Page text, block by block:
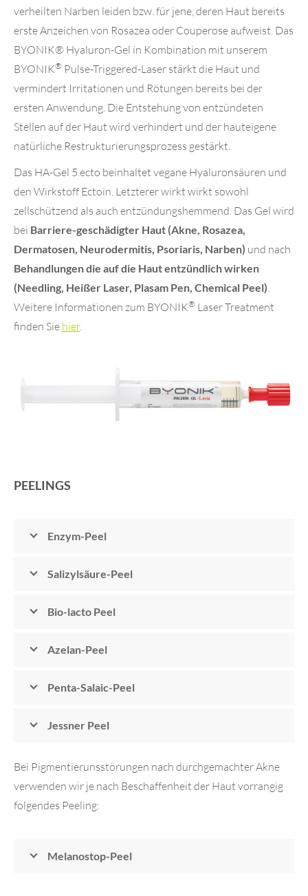
verheilten Narben leiden bzw. für jene, deren Haut bereits
erste Anzeichen von Rosazea oder Couperose aufweist. Das
BYONIK® Hyaluron-Gel in Kombination mit unserem
BYONIK® Pulse-Triggered-Laser stärkt die Haut und
vermindert Irritationen und Rötungen bereits bei der
ersten Anwendung. Die Entstehung von entzündeten
Stellen auf der Haut wird verhindert und der hauteigene
natürliche Restrukturierungsprozess gestärkt.
Das HA-Gel 5.ecto beinhaltet vegane Hyaluronsäuren und
den Wirkstoff Ectoin. Letzterer wirkt wirkt sowohl
zellschützend als auch entzündungshemmend. Das Gel wird
bei Barriere-geschädigter Haut (Akne, Rosazea,
Dermatosen, Neurodermitis, Psoriaris, Narben) und nach
Behandlungen die auf die Haut entzündlich wirken
(Needling, Heißer Laser, Plasam Pen, Chemical Peel).
Weitere Informationen zum BYONIK® Laser Treatment
finden Sie hier.
PEELINGS
Enzym-Peel
Salizylsäure-Peel
Bio-lacto Peel
Azelan-Peel
Penta-Salaic-Peel
Jessner Peel
Bei Pigmentierunsstörungen nach durchgemachter Akne
verwenden wir je nach Beschaffenheit der Haut vorrangig
folgendes Peeling:
Melanostop-Peel